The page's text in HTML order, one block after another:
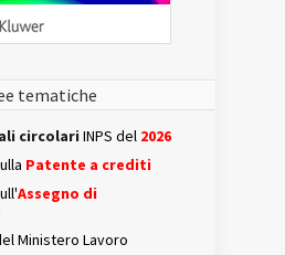
tematiche
circolari INPS del 2026
Patente a crediti
Assegno di
Ministero Lavoro